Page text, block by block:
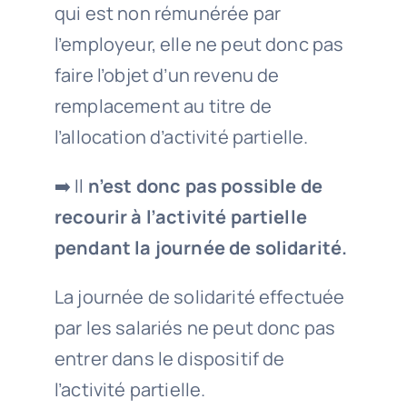
qui est non rémunérée par
l’employeur, elle ne peut donc pas
faire l’objet d’un revenu de
remplacement au titre de
l’allocation d’activité partielle.
➡️ Il n’est donc pas possible de
recourirà l’activité partielle
pendant la journée de solidarité.
La journée de solidarité effectuée
par les salariés ne peut donc pas
entrer dans le dispositif de
l’activité partielle.